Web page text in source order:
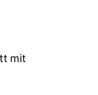
a
mit